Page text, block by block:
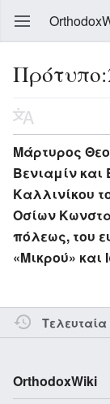
Μάρτυρος
Βενιαμίν
Καλλινίκου
Οσίων
πόλεως, του
«Μικρού» και
OrthodoxWiki